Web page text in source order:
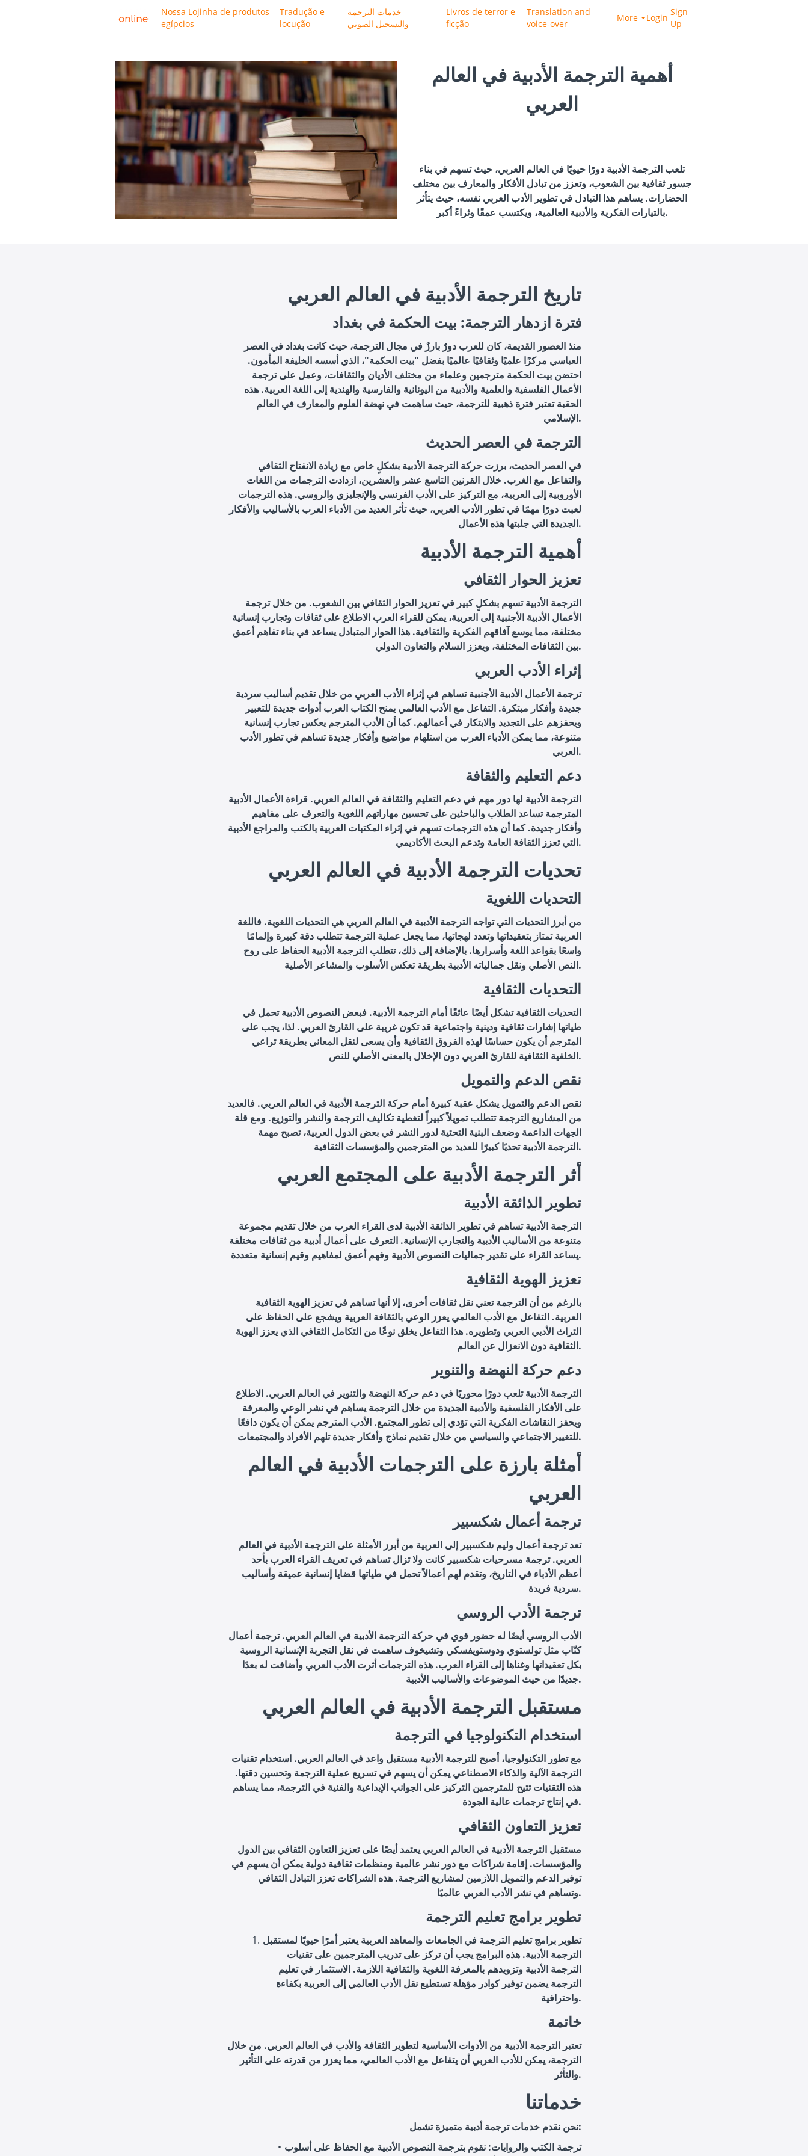
Nossa Lojinha de produtos
egípcios
Tradução e
locução
خدمات الترجمة
والتسجيل الصوتي
Livros de terror e
ficção
Translation and
voice-over
More Login
Sign
Up
أهمية الترجمة الأدبية في العالم
العربي
تلعب الترجمة الأدبية دورًا حيويًا في العالم العربي، حيث تسهم في بناء
جسور ثقافية بين الشعوب، وتعزز من تبادل الأفكار والمعارف بين مختلف
الحضارات. يساهم هذا التبادل في تطوير الأدب العربي نفسه، حيث يتأثر
بالتيارات الفكرية والأدبية العالمية، ويكتسب عمقًا وثراءً أكبر.
تاريخ الترجمة الأدبية في العالم العربي
فترة ازدهار الترجمة: بيت الحكمة في بغداد
منذ العصور القديمة، كان للعرب دورٌ بارزٌ في مجال الترجمة، حيث كانت بغداد في العصر
العباسي مركزًا علميًا وثقافيًا عالميًا بفضل "بيت الحكمة"، الذي أسسه الخليفة المأمون.
احتضن بيت الحكمة مترجمين وعلماء من مختلف الأديان والثقافات، وعمل على ترجمة
الأعمال الفلسفية والعلمية والأدبية من اليونانية والفارسية والهندية إلى اللغة العربية. هذه
الحقبة تعتبر فترة ذهبية للترجمة، حيث ساهمت في نهضة العلوم والمعارف في العالم
الإسلامي.
الترجمة في العصر الحديث
في العصر الحديث، برزت حركة الترجمة الأدبية بشكلٍ خاص مع زيادة الانفتاح الثقافي
والتفاعل مع الغرب. خلال القرنين التاسع عشر والعشرين، ازدادت الترجمات من اللغات
الأوروبية إلى العربية، مع التركيز على الأدب الفرنسي والإنجليزي والروسي. هذه الترجمات
لعبت دورًا مهمًا في تطور الأدب العربي، حيث تأثر العديد من الأدباء العرب بالأساليب والأفكار
الجديدة التي جلبتها هذه الأعمال.
أهمية الترجمة الأدبية
تعزيز الحوار الثقافي
الترجمة الأدبية تسهم بشكلٍ كبير في تعزيز الحوار الثقافي بين الشعوب. من خلال ترجمة
الأعمال الأدبية الأجنبية إلى العربية، يمكن للقراء العرب الاطلاع على ثقافات وتجارب إنسانية
مختلفة، مما يوسع آفاقهم الفكرية والثقافية. هذا الحوار المتبادل يساعد في بناء تفاهم أعمق
بين الثقافات المختلفة، ويعزز السلام والتعاون الدولي.
إثراء الأدب العربي
ترجمة الأعمال الأدبية الأجنبية تساهم في إثراء الأدب العربي من خلال تقديم أساليب سردية
جديدة وأفكار مبتكرة. التفاعل مع الأدب العالمي يمنح الكتاب العرب أدوات جديدة للتعبير
ويحفزهم على التجديد والابتكار في أعمالهم. كما أن الأدب المترجم يعكس تجارب إنسانية
متنوعة، مما يمكن الأدباء العرب من استلهام مواضيع وأفكار جديدة تساهم في تطور الأدب
العربي.
دعم التعليم والثقافة
الترجمة الأدبية لها دور مهم في دعم التعليم والثقافة في العالم العربي. قراءة الأعمال الأدبية
المترجمة تساعد الطلاب والباحثين على تحسين مهاراتهم اللغوية والتعرف على مفاهيم
وأفكار جديدة. كما أن هذه الترجمات تسهم في إثراء المكتبات العربية بالكتب والمراجع الأدبية
التي تعزز الثقافة العامة وتدعم البحث الأكاديمي.
تحديات الترجمة الأدبية في العالم العربي
التحديات اللغوية
من أبرز التحديات التي تواجه الترجمة الأدبية في العالم العربي هي التحديات اللغوية. فاللغة
العربية تمتاز بتعقيداتها وتعدد لهجاتها، مما يجعل عملية الترجمة تتطلب دقة كبيرة وإلمامًا
واسعًا بقواعد اللغة وأسرارها. بالإضافة إلى ذلك، تتطلب الترجمة الأدبية الحفاظ على روح
النص الأصلي ونقل جمالياته الأدبية بطريقة تعكس الأسلوب والمشاعر الأصلية.
التحديات الثقافية
التحديات الثقافية تشكل أيضًا عائقًا أمام الترجمة الأدبية. فبعض النصوص الأدبية تحمل في
طياتها إشارات ثقافية ودينية واجتماعية قد تكون غريبة على القارئ العربي. لذا، يجب على
المترجم أن يكون حساسًا لهذه الفروق الثقافية وأن يسعى لنقل المعاني بطريقة تراعي
الخلفية الثقافية للقارئ العربي دون الإخلال بالمعنى الأصلي للنص.
نقص الدعم والتمويل
نقص الدعم والتمويل يشكل عقبة كبيرة أمام حركة الترجمة الأدبية في العالم العربي. فالعديد
من المشاريع الترجمة تتطلب تمويلاً كبيراً لتغطية تكاليف الترجمة والنشر والتوزيع. ومع قلة
الجهات الداعمة وضعف البنية التحتية لدور النشر في بعض الدول العربية، تصبح مهمة
الترجمة الأدبية تحديًا كبيرًا للعديد من المترجمين والمؤسسات الثقافية.
أثر الترجمة الأدبية على المجتمع العربي
تطوير الذائقة الأدبية
الترجمة الأدبية تساهم في تطوير الذائقة الأدبية لدى القراء العرب من خلال تقديم مجموعة
متنوعة من الأساليب الأدبية والتجارب الإنسانية. التعرف على أعمال أدبية من ثقافات مختلفة
يساعد القراء على تقدير جماليات النصوص الأدبية وفهم أعمق لمفاهيم وقيم إنسانية متعددة.
تعزيز الهوية الثقافية
بالرغم من أن الترجمة تعني نقل ثقافات أخرى، إلا أنها تساهم في تعزيز الهوية الثقافية
العربية. التفاعل مع الأدب العالمي يعزز الوعي بالثقافة العربية ويشجع على الحفاظ على
التراث الأدبي العربي وتطويره. هذا التفاعل يخلق نوعًا من التكامل الثقافي الذي يعزز الهوية
الثقافية دون الانعزال عن العالم.
دعم حركة النهضة والتنوير
الترجمة الأدبية تلعب دورًا محوريًا في دعم حركة النهضة والتنوير في العالم العربي. الاطلاع
على الأفكار الفلسفية والأدبية الجديدة من خلال الترجمة يساهم في نشر الوعي والمعرفة
ويحفز النقاشات الفكرية التي تؤدي إلى تطور المجتمع. الأدب المترجم يمكن أن يكون دافعًا
للتغيير الاجتماعي والسياسي من خلال تقديم نماذج وأفكار جديدة تلهم الأفراد والمجتمعات.
أمثلة بارزة على الترجمات الأدبية في العالم
العربي
ترجمة أعمال شكسبير
تعد ترجمة أعمال وليم شكسبير إلى العربية من أبرز الأمثلة على الترجمة الأدبية في العالم
العربي. ترجمة مسرحيات شكسبير كانت ولا تزال تساهم في تعريف القراء العرب بأحد
أعظم الأدباء في التاريخ، وتقدم لهم أعمالاً تحمل في طياتها قضايا إنسانية عميقة وأساليب
سردية فريدة.
ترجمة الأدب الروسي
الأدب الروسي أيضًا له حضور قوي في حركة الترجمة الأدبية في العالم العربي. ترجمة أعمال
كتّاب مثل تولستوي ودوستويفسكي وتشيخوف ساهمت في نقل التجربة الإنسانية الروسية
بكل تعقيداتها وغناها إلى القراء العرب. هذه الترجمات أثرت الأدب العربي وأضافت له بعدًا
جديدًا من حيث الموضوعات والأساليب الأدبية.
مستقبل الترجمة الأدبية في العالم العربي
استخدام التكنولوجيا في الترجمة
مع تطور التكنولوجيا، أصبح للترجمة الأدبية مستقبل واعد في العالم العربي. استخدام تقنيات
الترجمة الآلية والذكاء الاصطناعي يمكن أن يسهم في تسريع عملية الترجمة وتحسين دقتها.
هذه التقنيات تتيح للمترجمين التركيز على الجوانب الإبداعية والفنية في الترجمة، مما يساهم
في إنتاج ترجمات عالية الجودة.
تعزيز التعاون الثقافي
مستقبل الترجمة الأدبية في العالم العربي يعتمد أيضًا على تعزيز التعاون الثقافي بين الدول
والمؤسسات. إقامة شراكات مع دور نشر عالمية ومنظمات ثقافية دولية يمكن أن يسهم في
توفير الدعم والتمويل اللازمين لمشاريع الترجمة. هذه الشراكات تعزز التبادل الثقافي
وتساهم في نشر الأدب العربي عالميًا.
تطوير برامج تعليم الترجمة
تطوير برامج تعليم الترجمة في الجامعات والمعاهد العربية يعتبر أمرًا حيويًا لمستقبل
الترجمة الأدبية. هذه البرامج يجب أن تركز على تدريب المترجمين على تقنيات
الترجمة الأدبية وتزويدهم بالمعرفة اللغوية والثقافية اللازمة. الاستثمار في تعليم
الترجمة يضمن توفير كوادر مؤهلة تستطيع نقل الأدب العالمي إلى العربية بكفاءة
واحترافية.
خاتمة
تعتبر الترجمة الأدبية من الأدوات الأساسية لتطوير الثقافة والأدب في العالم العربي. من خلال
الترجمة، يمكن للأدب العربي أن يتفاعل مع الأدب العالمي، مما يعزز من قدرته على التأثير
والتأثر.
خدماتنا
نحن نقدم خدمات ترجمة أدبية متميزة تشمل:
ترجمة الكتب والروايات: نقوم بترجمة النصوص الأدبية مع الحفاظ على أسلوب